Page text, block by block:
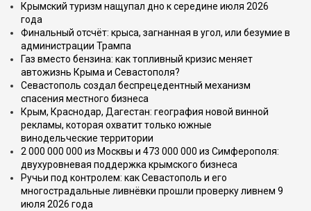
Крымский туризм нащупал дно к середине июля 2026
года
Финальный отсчёт: крыса, загнанная в угол, или безумие в
администрации Трампа
Газ вместо бензина: как топливный кризис меняет
автожизнь Крыма и Севастополя?
Севастополь создал беспрецедентный механизм
спасения местного бизнеса
Крым, Краснодар, Дагестан: география новой винной
рекламы, которая охватит только южные
винодельческие территории
2 000 000 000 из Москвы и 473 000 000 из Симферополя:
двухуровневая поддержка крымского бизнеса
Ручьи под контролем: как Севастополь и его
многострадальные ливнёвки прошли проверку ливнем 9
июля 2026 года